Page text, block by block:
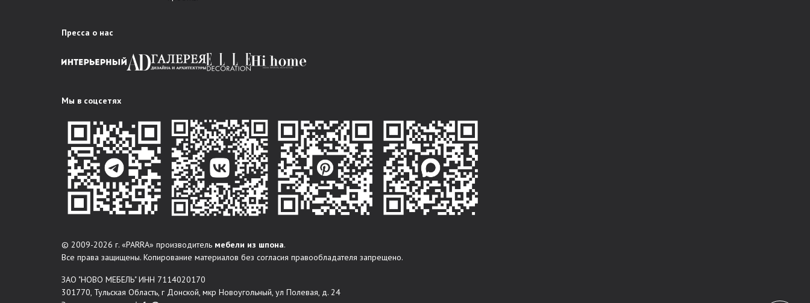
Пресса о нас
Мы в соцсетях
© 2009-2026 г. «PARRA» производитель мебели из шпона.
Все права защищены. Копирование материалов без согласия правообладателя запрещено.
ЗАО "НОВО МЕБЕЛЬ" ИНН 7114020170
301770, Тульская Область, г Донской, мкр Новоугольный, ул Полевая, д. 24